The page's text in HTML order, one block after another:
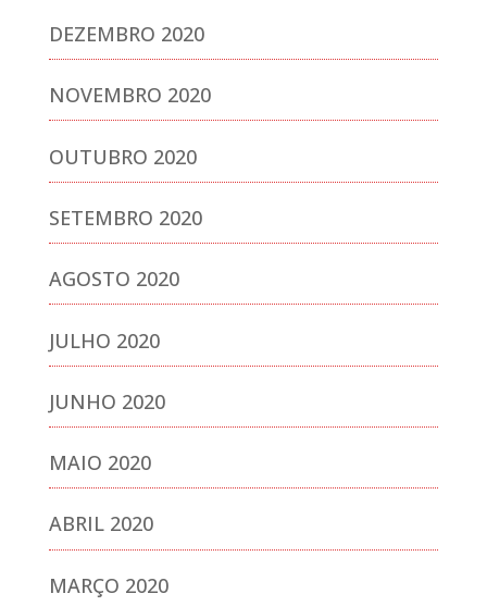
DEZEMBRO 2020
NOVEMBRO 2020
OUTUBRO 2020
SETEMBRO 2020
AGOSTO 2020
JULHO 2020
JUNHO 2020
MAIO 2020
ABRIL 2020
MARÇO 2020